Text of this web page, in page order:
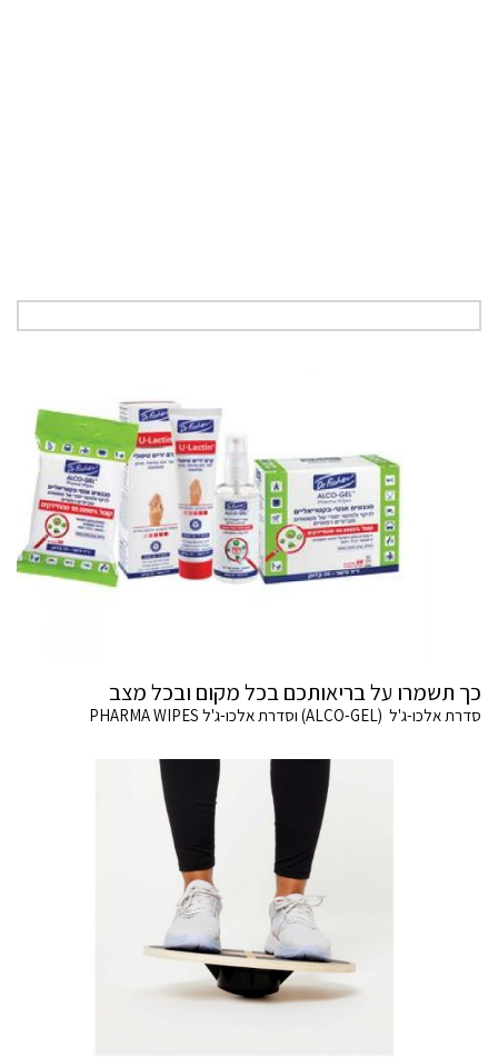
כך תשמרו על בריאותכם בכל מקום ובכל מצב
סדרת אלכו-ג'ל (ALCO-GEL) וסדרת אלכו-ג'ל PHARMA WIPES